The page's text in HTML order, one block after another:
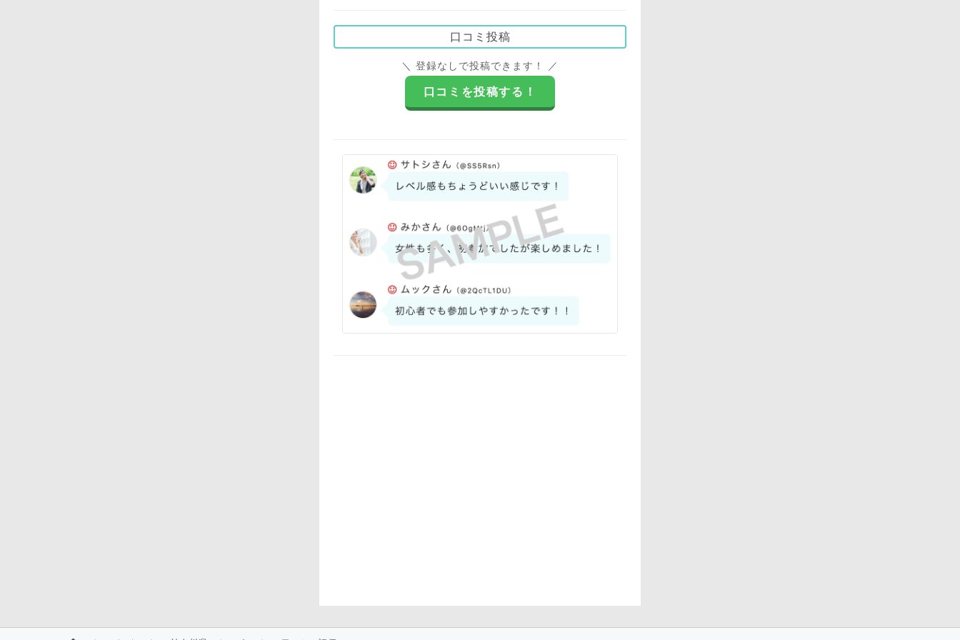
口コミ投稿
＼ 登録なしで投稿できます！ ／
口コミを投稿する！